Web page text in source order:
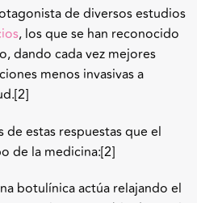
de diversos estudios
, los que se han reconocido
dando cada vez mejores
menos invasivas a
[2]
estas respuestas que el
de la medicina:[2]
botulínica actúa relajando el